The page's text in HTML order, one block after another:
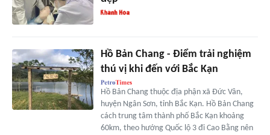
Hồ Bản Chang - Điểm trải nghiệm
thú vị khi đến với Bắc Kạn
Hồ Bản Chang thuộc địa phận xã Đức Vân,
huyện Ngân Sơn, tỉnh Bắc Kạn. Hồ Bản Chang
cách trung tâm thành phố Bắc Kạn khoảng
60km, theo hướng Quốc lộ 3 đi Cao Bằng nên